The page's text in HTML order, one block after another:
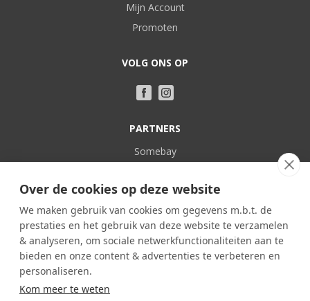
Over de cookies op deze website
We maken gebruik van cookies om gegevens m.b.t. de
prestaties en het gebruik van deze website te verzamelen
& analyseren, om sociale netwerkfunctionaliteiten aan te
bieden en onze content & advertenties te verbeteren en
personaliseren.
Kom meer te weten
Mijn Account
Promoten
VOLG ONS OP
PARTNERS
Somebay
POPULAIR
Frankrijk
Spanje